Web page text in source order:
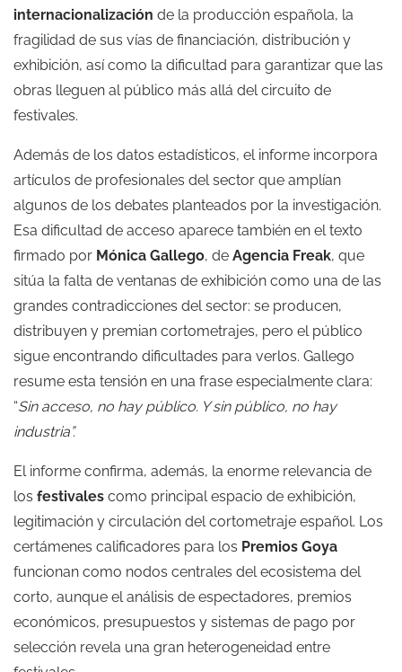
internacionalización de la producción española, la
fragilidad de sus vías de financiación, distribución y
exhibición, así como la dificultad para garantizar que las
obras lleguen al público más allá del circuito de
festivales.
Además de los datos estadísticos, el informe incorpora
artículos de profesionales del sector que amplían
algunos de los debates planteados por la investigación.
Esa dificultad de acceso aparece también en el texto
firmado por Mónica Gallego, de Agencia Freak, que
sitúa la falta de ventanas de exhibición como una de las
grandes contradicciones del sector: se producen,
distribuyen y premian cortometrajes, pero el público
sigue encontrando dificultades para verlos. Gallego
resume esta tensión en una frase especialmente clara:
“Sin acceso, no hay público. Y sin público, no hay
industria”.
El informe confirma, además, la enorme relevancia de
los festivales como principal espacio de exhibición,
legitimación y circulación del cortometraje español. Los
certámenes calificadores para los Premios Goya
funcionan como nodos centrales del ecosistema del
corto, aunque el análisis de espectadores, premios
económicos, presupuestos y sistemas de pago por
selección revela una gran heterogeneidad entre